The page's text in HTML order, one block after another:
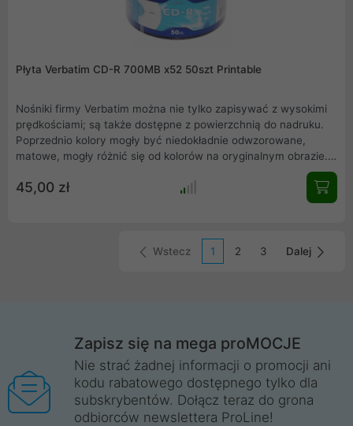
Płyta Verbatim CD-R 700MB x52 50szt Printable
Nośniki firmy Verbatim można nie tylko zapisywać z wysokimi
prędkościami; są także dostępne z powierzchnią do nadruku.
Poprzednio kolory mogły być niedokładnie odwzorowane,
matowe, mogły różnić się od kolorów na oryginalnym obrazie.
Dziś dzięki nowej powierzchni do nadruku na dyskach firmy
Verbatim kolory są tak żywe i głębokie jak kolory na oryginale.
Dyski z powierzchnią do nadruku mogą także mieć błyszczące
45,00 zł
Wstecz 1 2 3 Dalej
Zapisz się na mega proMOCJE
Nie strać żadnej informacji o promocji ani
kodu rabatowego dostępnego tylko dla
subskrybentów. Dołącz teraz do grona
odbiorców newslettera ProLine!